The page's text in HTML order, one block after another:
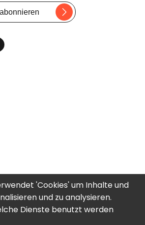
'Cookies' um Inhalte und
und zu analysieren.
Dienste benutzt werden